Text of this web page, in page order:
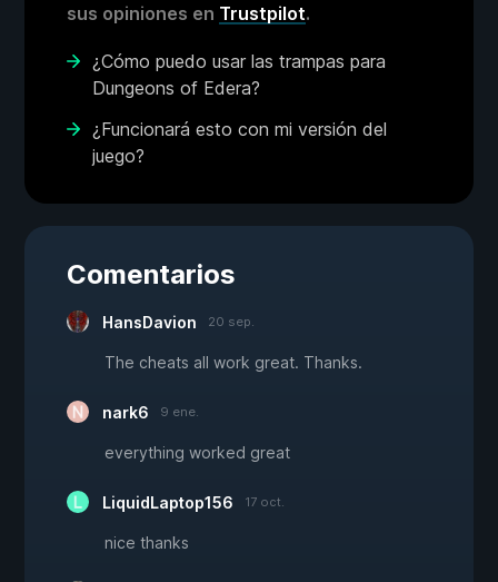
sus opiniones en Trustpilot.
¿Cómo puedo usar las trampas para
Dungeons of Edera?
¿Funcionará esto con mi versión del
juego?
Comentarios
HansDavion 20 sep.
The cheats all work great. Thanks.
nark6 9 ene.
everything worked great
LiquidLaptop156 17 oct.
nice thanks